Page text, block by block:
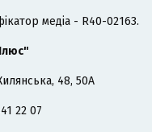
медіа - R40-02163.
48, 50А
22 07